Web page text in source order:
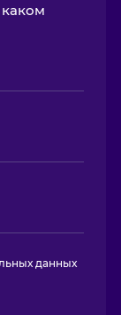
данных